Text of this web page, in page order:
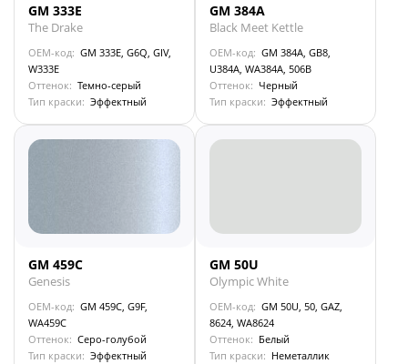
GM 333E
The Drake
OEM-код: GM 333E, G6Q, GIV,
W333E
Оттенок: Темно-серый
Тип краски: Эффектный
GM 384A
Black Meet Kettle
OEM-код: GM 384A, GB8,
U384A, WA384A, 506B
Оттенок: Черный
Тип краски: Эффектный
GM 459C
Genesis
OEM-код: GM 459C, G9F,
WA459C
Оттенок: Серо-голубой
Тип краски: Эффектный
GM 50U
Olympic White
OEM-код: GM 50U, 50, GAZ,
8624, WA8624
Оттенок: Белый
Тип краски: Неметаллик